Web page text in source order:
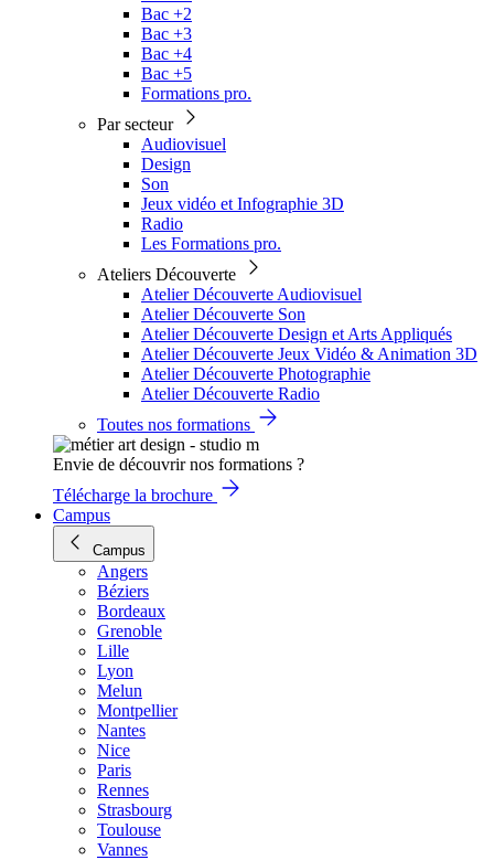
Bac +2
Bac +3
Bac +4
Bac +5
Formations pro.
Par secteur
Audiovisuel
Design
Son
Jeux vidéo et Infographie 3D
Radio
Les Formations pro.
Ateliers Découverte
Atelier Découverte Audiovisuel
Atelier Découverte Son
Atelier Découverte Design et Arts Appliqués
Atelier Découverte Jeux Vidéo & Animation 3D
Atelier Découverte Photographie
Atelier Découverte Radio
Toutes nos formations
Envie de découvrir nos formations ?
Télécharge la brochure
Campus
Campus
Angers
Béziers
Bordeaux
Grenoble
Lille
Lyon
Melun
Montpellier
Nantes
Nice
Paris
Rennes
Strasbourg
Toulouse
Vannes